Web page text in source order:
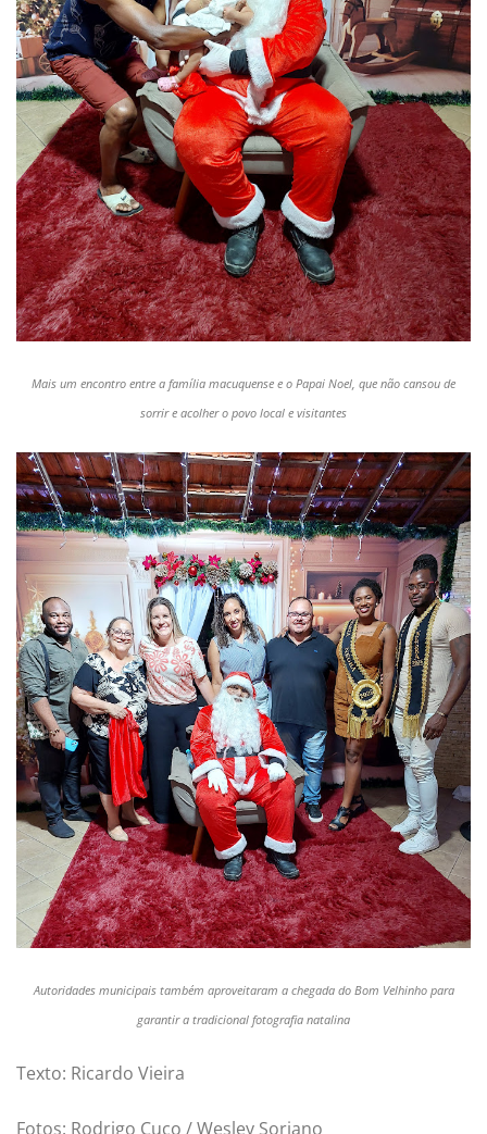
Mais um encontro entre a família macuquense e o Papai Noel, que não cansou de
sorrir e acolher o povo local e visitantes
Autoridades municipais também aproveitaram a chegada do Bom Velhinho para
garantir a tradicional fotografia natalina
Texto: Ricardo Vieira
Fotos: Rodrigo Cuco / Wesley Soriano